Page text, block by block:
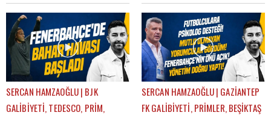
FENERBAHÇE
RİZESPOR-FB | GÜNDEM
FENERBAHÇE
SERCAN HAMZAOĞLU | BJK
GALİBİYETİ, TEDESCO, PRİM,
SERCAN HAMZAOĞLU | GAZİANTEP
FK GALİBİYETİ, PRİMLER, BEŞİKTAŞ